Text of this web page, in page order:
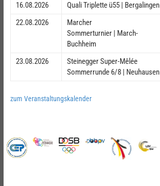
16.08.2026
Quali Triplette ü55 | Bergalingen
22.08.2026
Marcher
Sommerturnier | March-
Buchheim
23.08.2026
Steinegger Super-Mêlée
Sommerrunde 6/8 | Neuhausen
zum Veranstaltungskalender